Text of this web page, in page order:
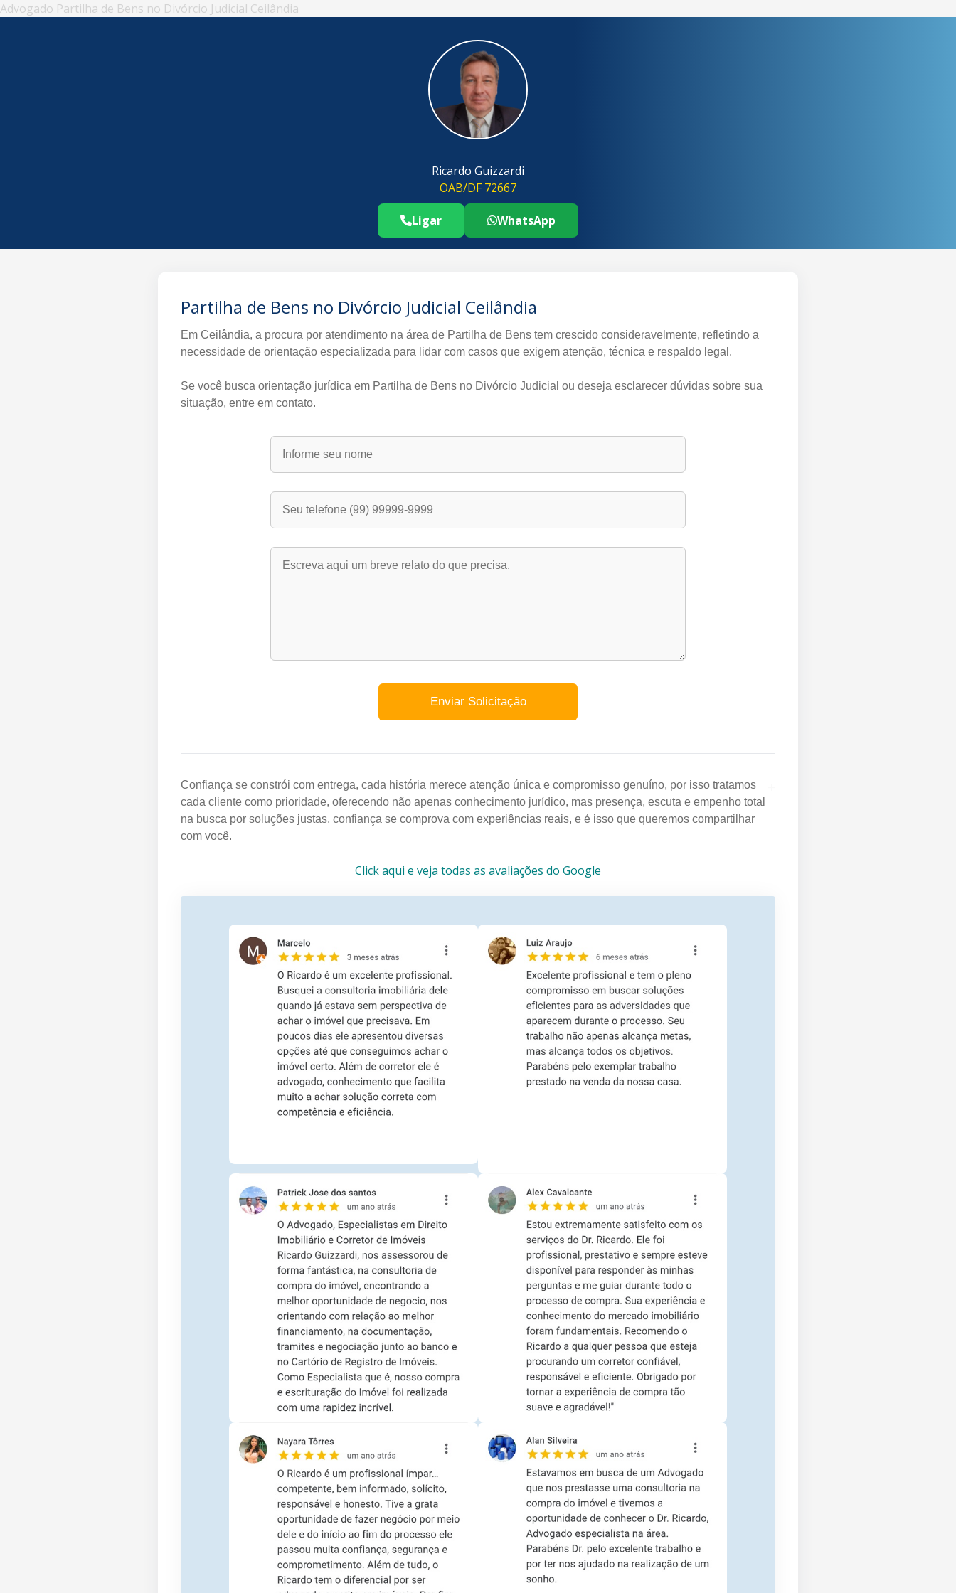
Advogado Partilha de Bens no Divórcio Judicial Ceilândia
Ricardo Guizzardi
OAB/DF 72667
Telefone Advogado Partilha de Bens no Divórcio Judicial Ceilândia
Ligar ..
WhatsApp
Partilha de Bens no Divórcio Judicial Ceilândia
Em Ceilândia, a procura por atendimento na área de Partilha de Bens tem crescido consideravelmente, refletindo a
necessidade de orientação especializada para lidar com casos que exigem atenção, técnica e respaldo legal.
Se você busca orientação jurídica em Partilha de Bens no Divórcio Judicial ou deseja esclarecer dúvidas sobre sua
situação, entre em contato.
Confiança se constrói com entrega, cada história merece atenção única e compromisso genuíno, por isso tratamos
cada cliente como prioridade, oferecendo não apenas conhecimento jurídico, mas presença, escuta e empenho total
na busca por soluções justas, confiança se comprova com experiências reais, e é isso que queremos compartilhar
com você.
Click aqui e veja todas as avaliações do Google